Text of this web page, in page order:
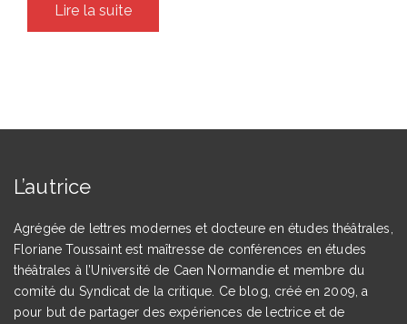
Lire la suite
L’autrice
Agrégée de lettres modernes et docteure en études théâtrales,
Floriane Toussaint est maîtresse de conférences en études
théâtrales à l’Université de Caen Normandie et membre du
comité du Syndicat de la critique. Ce blog, créé en 2009, a
pour but de partager des expériences de lectrice et de